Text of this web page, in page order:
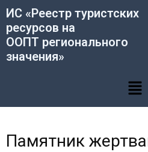
Перейти
содержимому
ИС «Реестр туристских
ресурсов на
ООПТ регионального
значения»
Памятник